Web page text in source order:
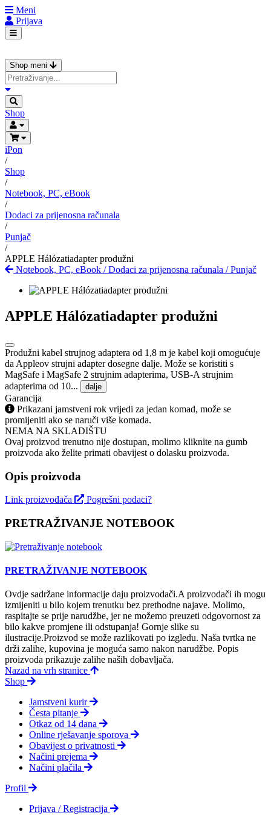
Meni
Prijava
Shop meni
Shop
iPon
/
Shop
/
Notebook, PC, eBook
/
Dodaci za prijenosna računala
/
Punjač
/
APPLE Hálózatiadapter produžni
Notebook, PC, eBook /Dodaci za prijenosna računala /Punjač
APPLE Hálózatiadapter produžni
Produžni kabel strujnog adaptera od 1,8 m je kabel koji omogućuje
da Appleov strujni adapter dosegne dalje. Može se koristiti s
MagSafe i MagSafe 2 strujnim adapterima, USB-A strujnim
adapterima od 10...
dalje
Garancija
Prikazani jamstveni rok vrijedi za jedan komad, može se
promijeniti ako se naruči više komada.
NEMA NA SKLADIŠTU
Ovaj proizvod trenutno nije dostupan, molimo kliknite na gumb
proizvoda ako želite primati obavijest o dolasku proizvoda.
Opis proizvoda
Link proizvođača Pogrešni podaci?
PRETRAŽIVANJE NOTEBOOK
PRETRAŽIVANJE NOTEBOOK
Ovdje sadržane informacije daju proizvodači.A proizvodači ih mogu
izmijeniti u bilo kojem trenutku bez prethodne najave. Molimo,
raspitajte se prije narudžbe, jer ne možemo preuzeti odgovornost za
bilo kakve promjene ili odstupanja! Gornje slike su
ilustracije.Proizvod se može razlikovati po izgledu. Naša tvrtka ne
drži zalihe, kupovina je moguća samo nakon narudžbe. Popis
proizvoda prikazuje zalihe naših dobavljača.
Nazad na vrh stranice
Shop
Jamstveni kurir
Česta pitanje
Otkaz od 14 dana
Online rješavanje sporova
Obavijest o privatnosti
Načini prejema
Načini plačila
Profil
Prijava / Registracija